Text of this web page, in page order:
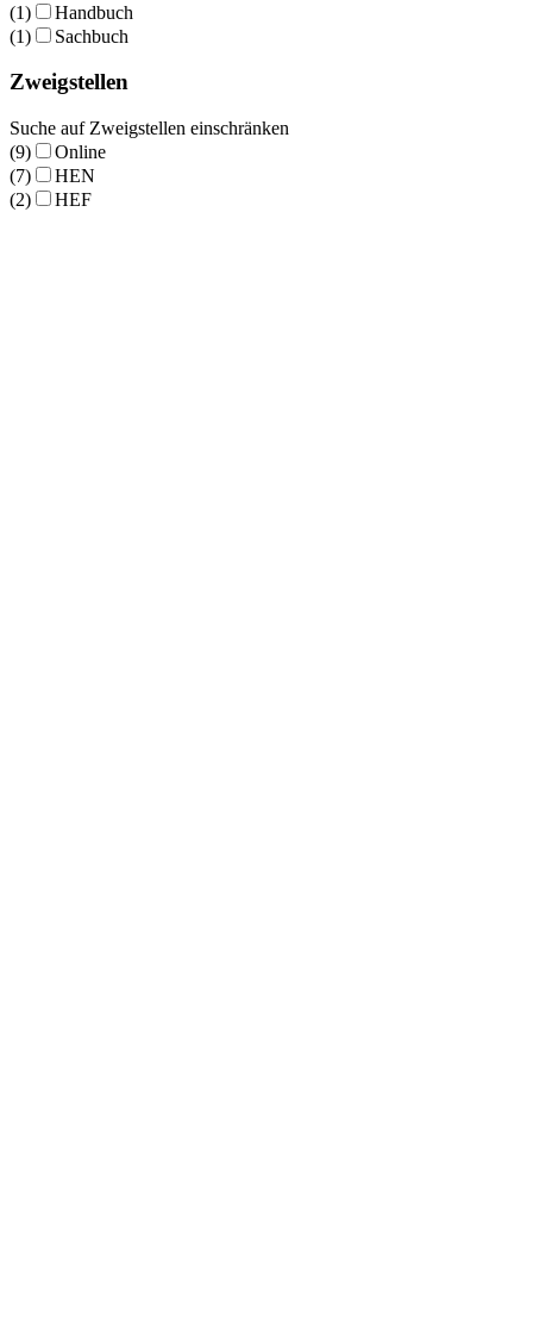
(1)
Handbuch
(1)
Sachbuch
Zweigstellen
Suche auf Zweigstellen einschränken
(9)
Online
(7)
HEN
(2)
HEF